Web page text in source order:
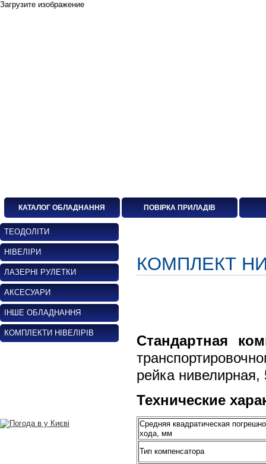
Загрузите изображение
КАТАЛОГ ОБЛАДНАННЯ ПОВІРКА ПРИЛАДІВ
КОМПЛЕКТ
Стандартная
рейка
Технические
Средняя квадратическая
хода, мм
Тип компенсатора
ТЕОДОЛІТИ
НІВЕЛІРИ
ЛАЗЕРНІ РУЛЕТКИ
АКСЕСУАРИ
ІНШЕ ОБЛАДНАННЯ
КОМПЛЕКТИ НІВЕЛІРІВ